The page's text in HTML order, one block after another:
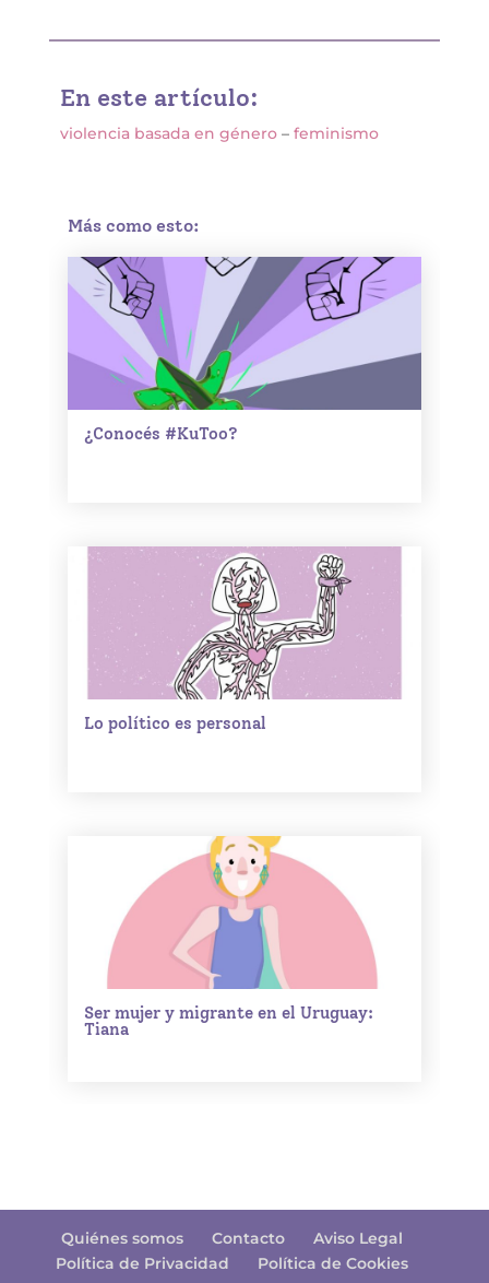
En este artículo:
violencia basada en género –feminismo
Más como esto:
¿Conocés #KuToo?
Lo político es personal
Ser mujer y migrante en el Uruguay:
Tiana
Quiénes somos Contacto
Aviso Legal
Política de Privacidad
Política de Cookies